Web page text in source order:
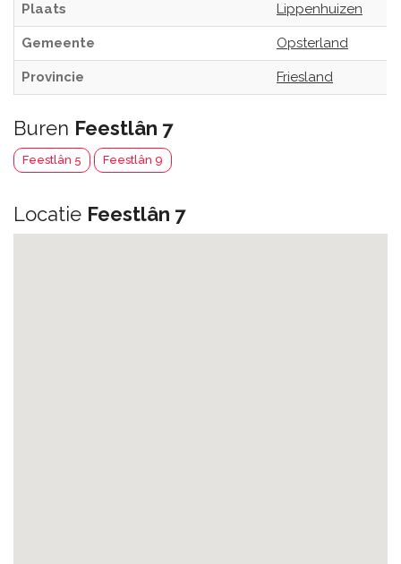
Plaats Lippenhuizen
Gemeente Opsterland
Provincie Friesland
Buren Feestlân 7
Feestlân 5 Feestlân 9
Locatie Feestlân 7